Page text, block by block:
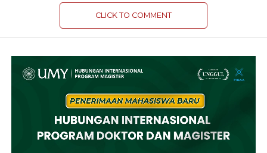
CLICK TO COMMENT